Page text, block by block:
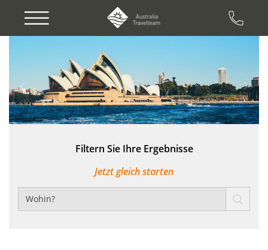
Filtern Sie Ihre Ergebnisse
Jetzt gleich starten